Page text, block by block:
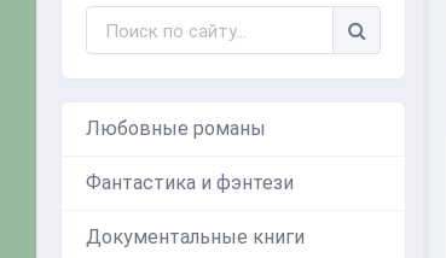
Любовные романы
Фантастика и фэнтези
Документальные книги